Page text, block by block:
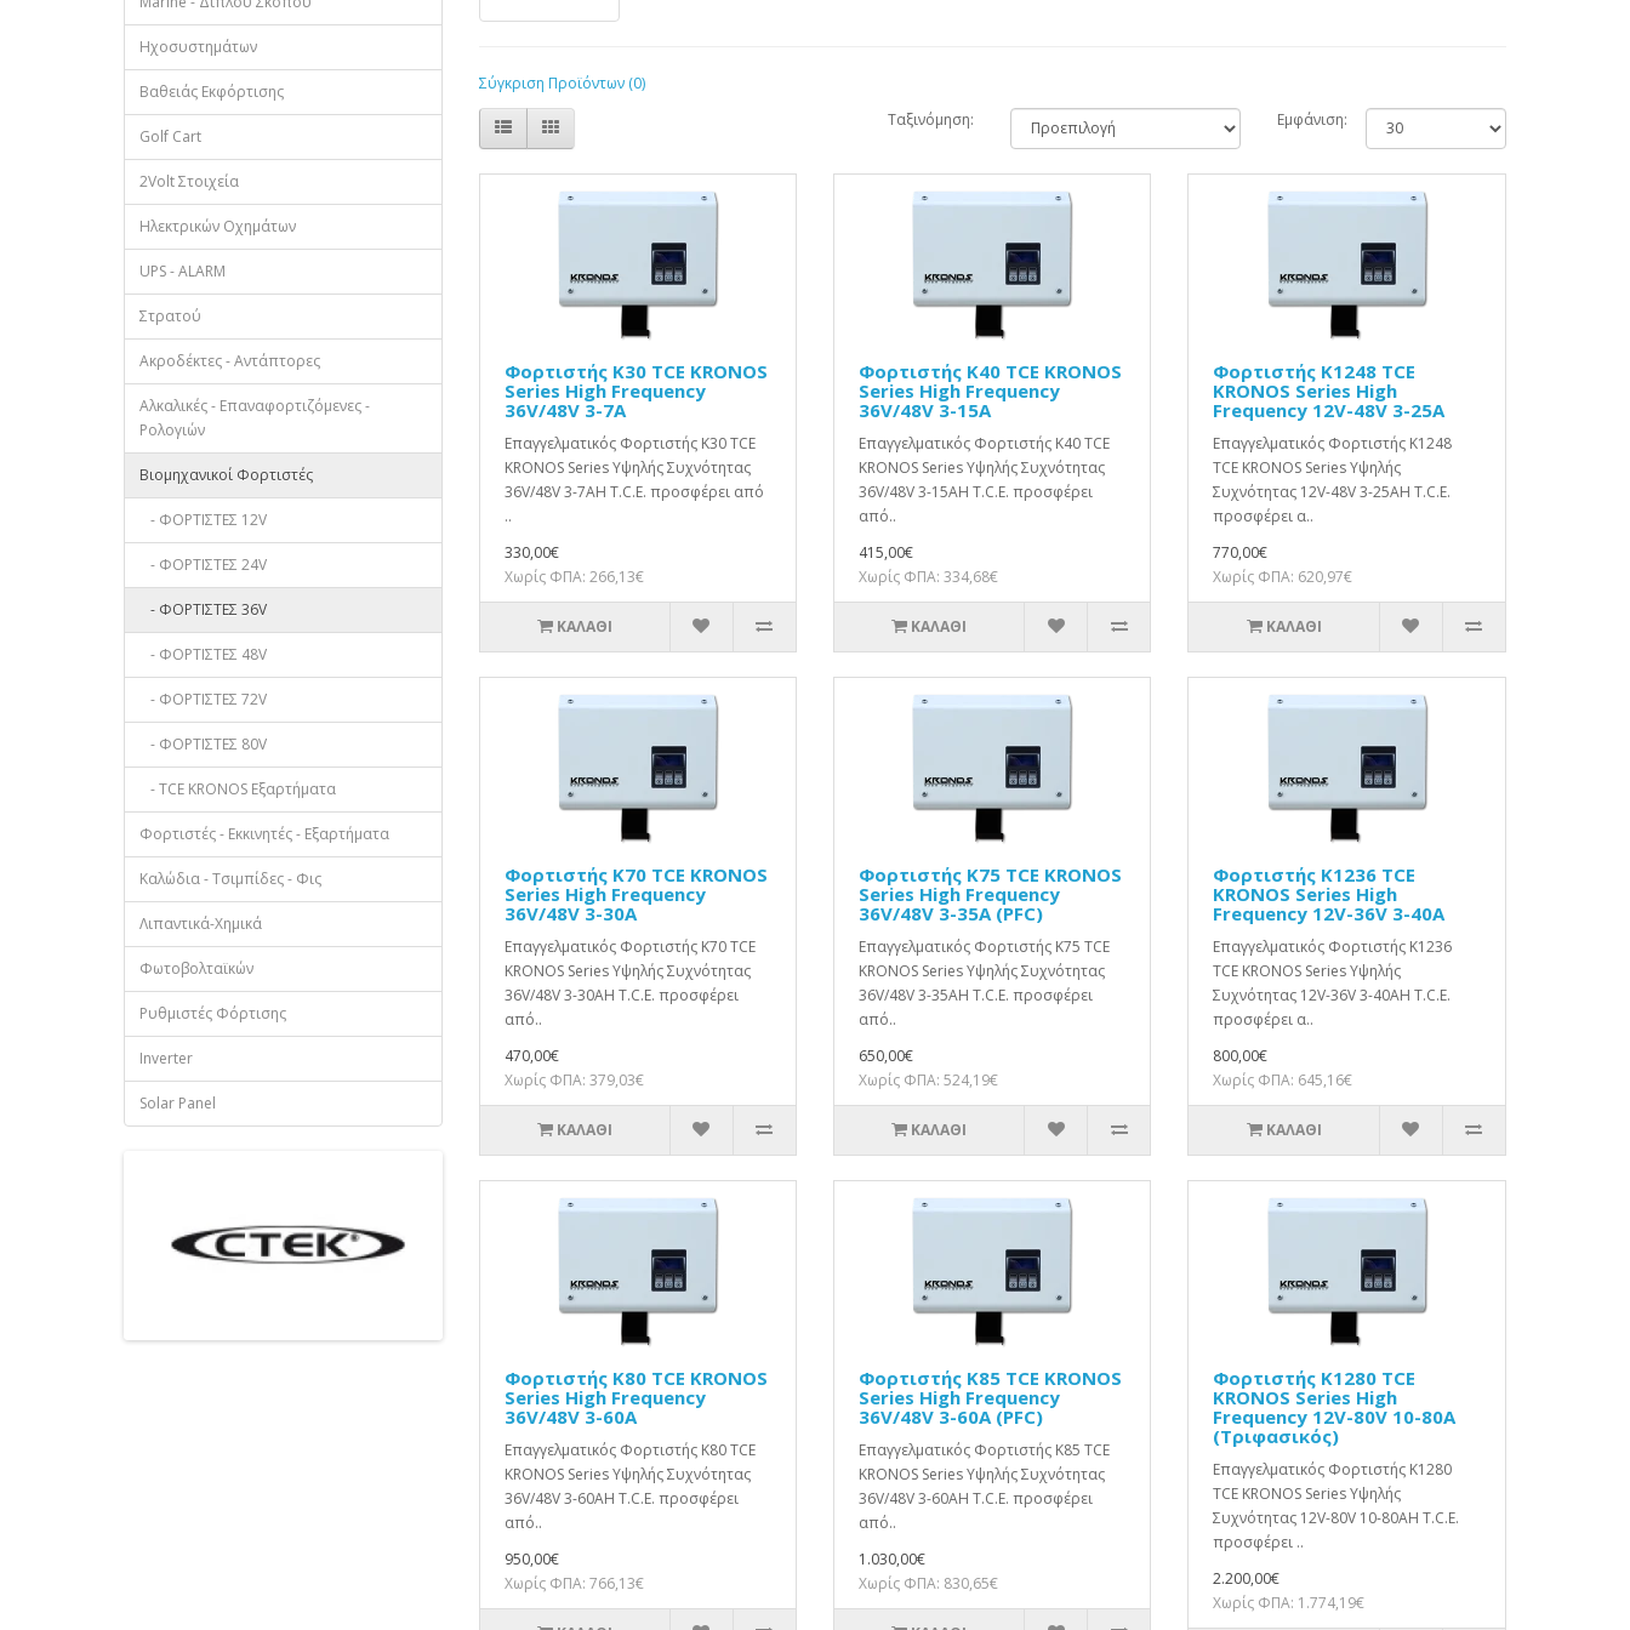
Ηχοσυστημάτων
Βαθειάς Εκφόρτισης
Golf Cart
2Volt Στοιχεία
Ηλεκτρικών Οχημάτων
UPS - ALARM
Στρατού
Ακροδέκτες - Αντάπτορες
Αλκαλικές - Επαναφορτιζόμενες -
Ρολογιών
Βιομηχανικοί Φορτιστές
- ΦΟΡΤΙΣΤΕΣ 12V
- ΦΟΡΤΙΣΤΕΣ 24V
- ΦΟΡΤΙΣΤΕΣ 36V
- ΦΟΡΤΙΣΤΕΣ 48V
- ΦΟΡΤΙΣΤΕΣ 72V
- ΦΟΡΤΙΣΤΕΣ 80V
- TCE KRONOS Εξαρτήματα
Φορτιστές - Εκκινητές - Εξαρτήματα
Καλώδια - Τσιμπίδες - Φις
Λιπαντικά-Χημικά
Φωτοβολταϊκών
Ρυθμιστές Φόρτισης
Inverter
Solar Panel
Σύγκριση Προϊόντων (0)
Ταξινόμηση:
Εμφάνιση:
Φορτιστής K30 TCE KRONOS
Series High Frequency
36V/48V 3-7A
Επαγγελματικός Φορτιστής K30 TCE
KRONOS Series Υψηλής Συχνότητας
36V/48V 3-7AΗ T.C.E. προσφέρει από
..
330,00€
Χωρίς ΦΠΑ: 266,13€
ΚΑΛΆΘΙ
Φορτιστής K40 TCE KRONOS
Series High Frequency
36V/48V 3-15A
Επαγγελματικός Φορτιστής K40 TCE
KRONOS Series Υψηλής Συχνότητας
36V/48V 3-15AΗ T.C.E. προσφέρει
από..
415,00€
Χωρίς ΦΠΑ: 334,68€
ΚΑΛΆΘΙ
Φορτιστής K1248 TCE
KRONOS Series High
Frequency 12V-48V 3-25A
Επαγγελματικός Φορτιστής K1248
TCE KRONOS Series Υψηλής
Συχνότητας 12V-48V 3-25AΗ T.C.E.
προσφέρει α..
770,00€
Χωρίς ΦΠΑ: 620,97€
ΚΑΛΆΘΙ
Φορτιστής K70 TCE KRONOS
Series High Frequency
36V/48V 3-30A
Επαγγελματικός Φορτιστής K70 TCE
KRONOS Series Υψηλής Συχνότητας
36V/48V 3-30AΗ T.C.E. προσφέρει
από..
470,00€
Χωρίς ΦΠΑ: 379,03€
ΚΑΛΆΘΙ
Φορτιστής K75 TCE KRONOS
Series High Frequency
36V/48V 3-35A (PFC)
Επαγγελματικός Φορτιστής K75 TCE
KRONOS Series Υψηλής Συχνότητας
36V/48V 3-35AΗ T.C.E. προσφέρει
από..
650,00€
Χωρίς ΦΠΑ: 524,19€
ΚΑΛΆΘΙ
Φορτιστής K1236 TCE
KRONOS Series High
Frequency 12V-36V 3-40A
Επαγγελματικός Φορτιστής K1236
TCE KRONOS Series Υψηλής
Συχνότητας 12V-36V 3-40AΗ T.C.E.
προσφέρει α..
800,00€
Χωρίς ΦΠΑ: 645,16€
ΚΑΛΆΘΙ
Φορτιστής K80 TCE KRONOS
Series High Frequency
36V/48V 3-60A
Επαγγελματικός Φορτιστής K80 TCE
KRONOS Series Υψηλής Συχνότητας
36V/48V 3-60AΗ T.C.E. προσφέρει
από..
950,00€
Χωρίς ΦΠΑ: 766,13€
Φορτιστής K85 TCE KRONOS
Series High Frequency
36V/48V 3-60A (PFC)
Επαγγελματικός Φορτιστής K85 TCE
KRONOS Series Υψηλής Συχνότητας
36V/48V 3-60AΗ T.C.E. προσφέρει
από..
1.030,00€
Χωρίς ΦΠΑ: 830,65€
Φορτιστής K1280 TCE
KRONOS Series High
Frequency 12V-80V 10-80A
(Τριφασικός)
Επαγγελματικός Φορτιστής K1280
TCE KRONOS Series Υψηλής
Συχνότητας 12V-80V 10-80AΗ T.C.E.
προσφέρει ..
2.200,00€
Χωρίς ΦΠΑ: 1.774,19€